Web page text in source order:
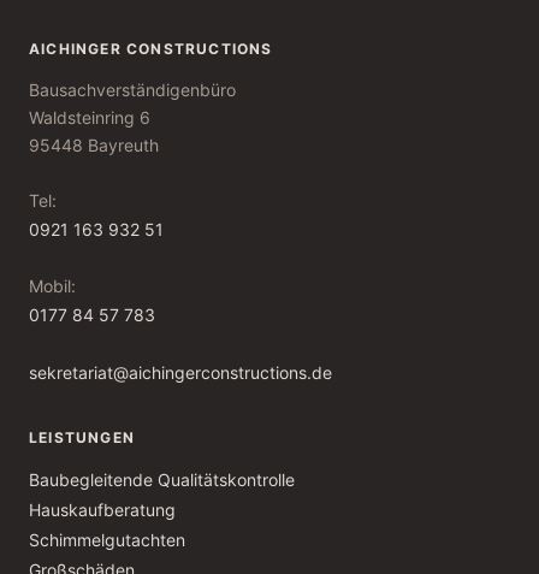
AICHINGER CONSTRUCTIONS
Bausachverständigenbüro
Waldsteinring 6
95448 Bayreuth
Tel:
0921 163 932 51
Mobil:
0177 84 57 783
sekretariat@aichingerconstructions.de
LEISTUNGEN
Baubegleitende Qualitätskontrolle
Hauskaufberatung
Schimmelgutachten
Großschäden